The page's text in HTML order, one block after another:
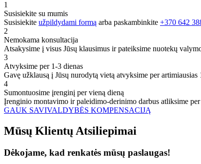
1
Susisiekite su mumis
Susisiekite užpildydami formą arba paskambinkite +370 642
2
Nemokama konsultacija
Atsakysime į visus Jūsų klausimus ir pateiksime nuotekų
3
Atvyksime per 1-3 dienas
Gavę užklausą į Jūsų nurodytą vietą atvyksime per artimiausias
4
Sumontuosime įrenginį per vieną dieną
Įrenginio montavimo ir paleidimo-derinimo darbus atliksime per
GAUK SAVIVALDYBĖS KOMPENSACIJĄ
Mūsų Klientų Atsiliepimai
Dėkojame, kad renkatės mūsų paslaugas!